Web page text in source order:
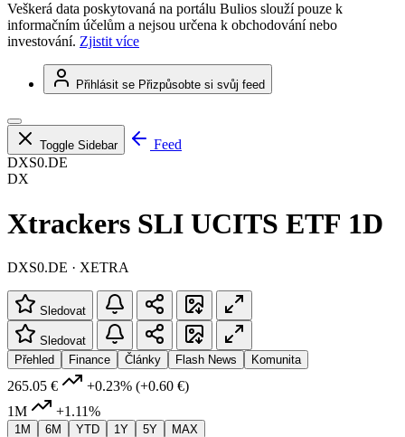
Veškerá data poskytovaná na portálu Bulios slouží pouze k
informačním účelům a nejsou určena k obchodování nebo
investování. Zjistit více
Přihlásit se Přizpůsobte si svůj feed
Toggle Sidebar
Feed
DXS0.DE
DX
Xtrackers SLI UCITS ETF 1D
DXS0.DE · XETRA
Sledovat
Sledovat
Přehled
Finance Články Flash News Komunita
265.05 € +0.23% (+0.60 €)
1M
+1.11%
1M 6M YTD 1Y 5Y MAX